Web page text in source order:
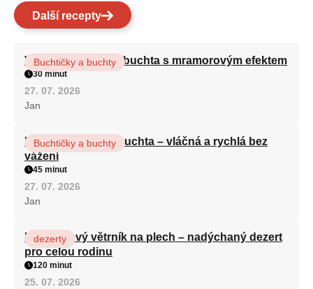
Další recepty
Vláčná olejová litá buchta s mramorovým efektem
Buchtičky a buchty
30 minut
27. 07. 2026
Jan
Hrnková maková buchta – vláčná a rychlá bez
vážení
Buchtičky a buchty
45 minut
27. 07. 2026
Jan
Karamelový větrník na plech – nadýchaný dezert
pro celou rodinu
dezerty
120 minut
25. 07. 2026